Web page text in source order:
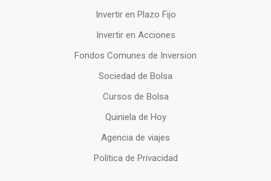
Invertir en Plazo Fijo
Invertir en Acciones
Fondos Comunes de Inversion
Sociedad de Bolsa
Cursos de Bolsa
Quiniela de Hoy
Agencia de viajes
Política de Privacidad